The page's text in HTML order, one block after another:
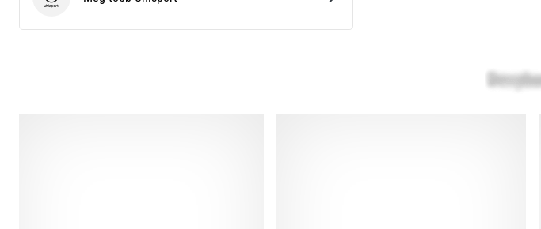
Uhlsport